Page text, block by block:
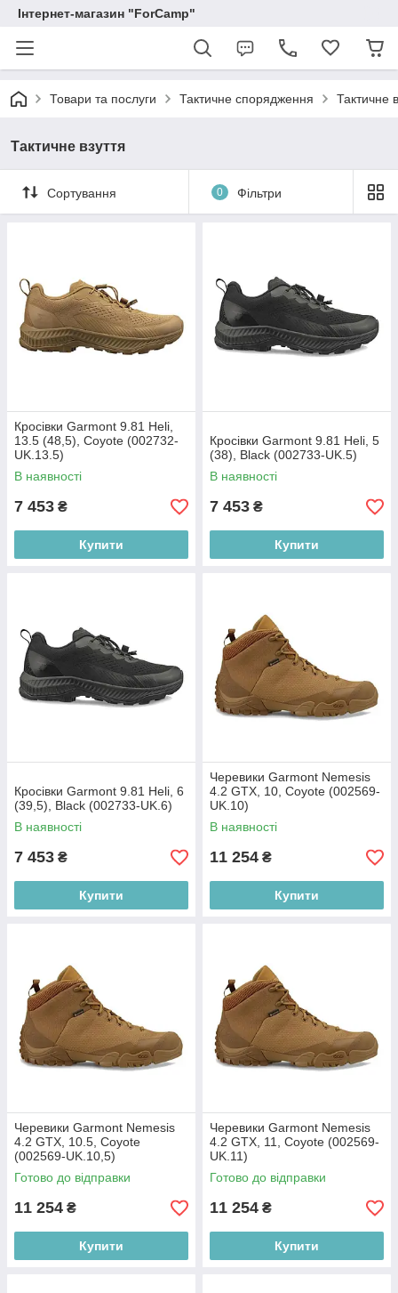
Інтернет-магазин "ForCamp"
Товари та послуги Тактичне спорядження Тактичне
Тактичне взуття
Сортування 0 Фільтри
Кросівки Garmont 9.81 Heli,
13.5 (48,5), Coyote (002732-
UK.13.5)
В наявності
7 453 ₴
Купити
Кросівки Garmont 9.81 Heli, 5
(38), Black (002733-UK.5)
В наявності
7 453 ₴
Купити
Кросівки Garmont 9.81 Heli, 6
(39,5), Black (002733-UK.6)
В наявності
7 453 ₴
Купити
Черевики Garmont Nemesis
4.2 GTX, 10, Coyote (002569-
UK.10)
В наявності
11 254 ₴
Купити
Черевики Garmont Nemesis
4.2 GTX, 10.5, Coyote
(002569-UK.10,5)
Готово до відправки
11 254 ₴
Купити
Черевики Garmont Nemesis
4.2 GTX, 11, Coyote (002569-
UK.11)
Готово до відправки
11 254 ₴
Купити